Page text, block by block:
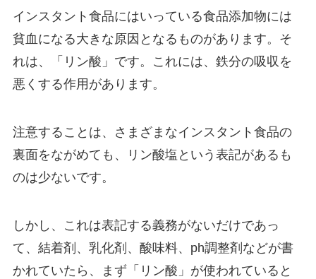
インスタント食品にはいっている食品添加物には
貧血になる大きな原因となるものがあります。そ
れは、「リン酸」です。これには、鉄分の吸収を
悪くする作用があります。
注意することは、さまざまなインスタント食品の
裏面をながめても、リン酸塩という表記があるも
のは少ないです。
しかし、これは表記する義務がないだけであっ
て、結着剤、乳化剤、酸味料、ph調整剤などが書
かれていたら、まず「リン酸」が使われていると